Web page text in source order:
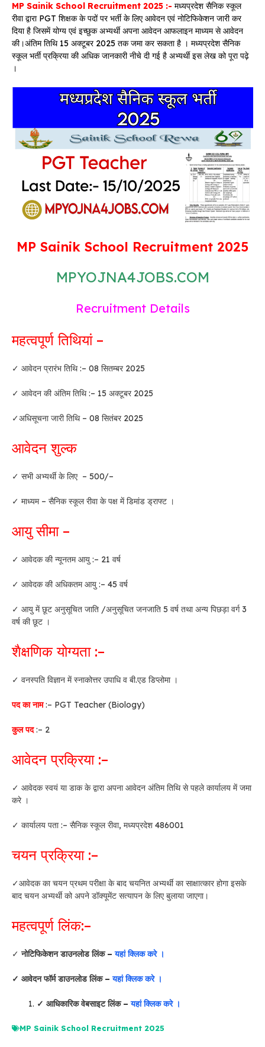
MP Sainik School Recruitment 2025 :- मध्यप्रदेश सैनिक स्कूल
रीवा द्वारा PGT शिक्षक के पदों पर भर्ती के लिए आवेदन एवं नोटिफिकेशन जारी कर
दिया है जिसमें योग्य एवं इच्छुक अभ्यर्थी अपना आवेदन आफलाइन माध्यम से आवेदन
की।अंतिम तिथि 15 अक्टूबर 2025 तक जमा कर सकता है । मध्यप्रदेश सैनिक
स्कूल भर्ती प्रक्रिया की अधिक जानकारी नीचे दी गई है अभ्यर्थी इस लेख को पूरा पढ़े
।
MP Sainik School Recruitment 2025
MPYOJNA4JOBS.COM
Recruitment Details
महत्वपूर्ण तिथियां –
✓ आवेदन प्रारंभ तिथि :– 08 सितम्बर 2025
✓ आवेदन की अंतिम तिथि :– 15 अक्टूबर 2025
✓अधिसूचना जारी तिथि – 08 सितंबर 2025
आवेदन शुल्क
✓ सभी अभ्यर्थी के लिए – 500/–
✓ माध्यम – सैनिक स्कूल रीवा के पक्ष में डिमांड ड्राफ्ट ।
आयु सीमा –
✓ आवेदक की न्यूनतम आयु :– 21 वर्ष
✓ आवेदक की अधिकतम आयु :– 45 वर्ष
✓ आयु में छूट अनुसूचित जाति /अनुसूचित जनजाति 5 वर्ष तथा अन्य पिछड़ा वर्ग 3
वर्ष की छूट ।
शैक्षणिक योग्यता :–
✓ वनस्पति विज्ञान में स्नाकोत्तर उपाधि व बी.एड डिप्लोमा ।
पद का नाम:– PGT Teacher (Biology)
कुल पद:– 2
आवेदन प्रक्रिया :–
✓ आवेदक स्वयं या डाक के द्वारा अपना आवेदन अंतिम तिथि से पहले कार्यालय में जमा
करे ।
✓ कार्यालय पता :– सैनिक स्कूल रीवा, मध्यप्रदेश 486001
चयन प्रक्रिया :–
✓आवेदक का चयन प्रथम परीक्षा के बाद चयनित अभ्यर्थी का साक्षात्कार होगा इसके
बाद चयन अभ्यर्थी को अपने डॉक्यूमेंट सत्यापन के लिए बुलाया जाएगा।
महत्वपूर्ण लिंक:–
✓नोटिफिकेशन डाउनलोड लिंक –यहां क्लिक करे ।
✓ आवेदन फॉर्म डाउनलोड लिंक –यहां क्लिक करे ।
✓ आधिकारिक वेबसाइट लिंक –यहां क्लिक करे ।
MP Sainik School Recruitment 2025